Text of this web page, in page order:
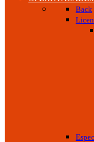
Back